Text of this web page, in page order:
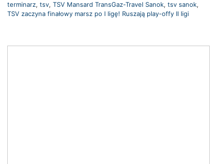
terminarz, tsv, TSV Mansard TransGaz-Travel Sanok, tsv sanok,
TSV zaczyna finałowy marsz po I ligę! Ruszają play-offy II ligi